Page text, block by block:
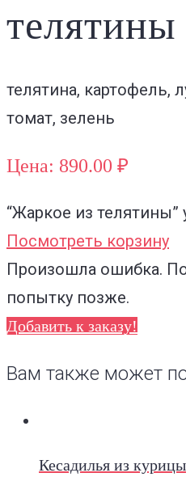
телятины
телятина, картофель,
томат, зелень
Цена: 890.00 ₽
“Жаркое из телятины”
Посмотреть корзину
Произошла ошибка.
попытку позже.
Добавить к заказу!
Вам также может
Кесадилья из курицы